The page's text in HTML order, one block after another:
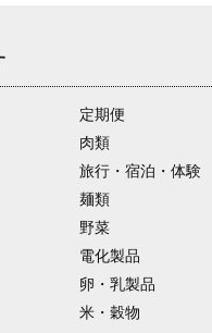
定期便
肉類
旅行・宿泊・体験
麺類
野菜
電化製品
卵・乳製品
米・穀物